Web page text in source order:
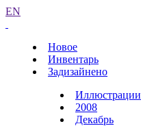
EN
Новое
Инвентарь
Задизайнено
Иллюстрации
2008
Декабрь